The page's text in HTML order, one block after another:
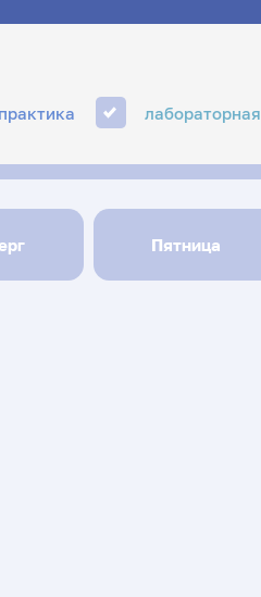
практика лабораторная
Пятница